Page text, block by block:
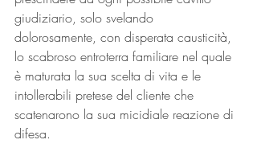
giudiziario, solo svelando
dolorosamente, con disperata causticità,
lo scabroso entroterra familiare nel quale
è maturata la sua scelta di vita e le
intollerabili pretese del cliente che
scatenarono la sua micidiale reazione di
difesa.